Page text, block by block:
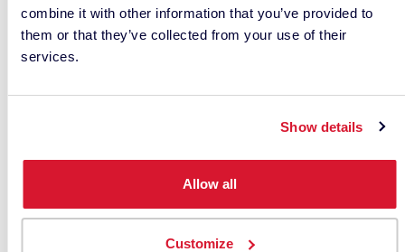
combine it with other information that you’ve provided to
them or that they’ve collected from your use of their
services.
Show details
Allow all
Customize
– VERWANDTE ARTIKEL –